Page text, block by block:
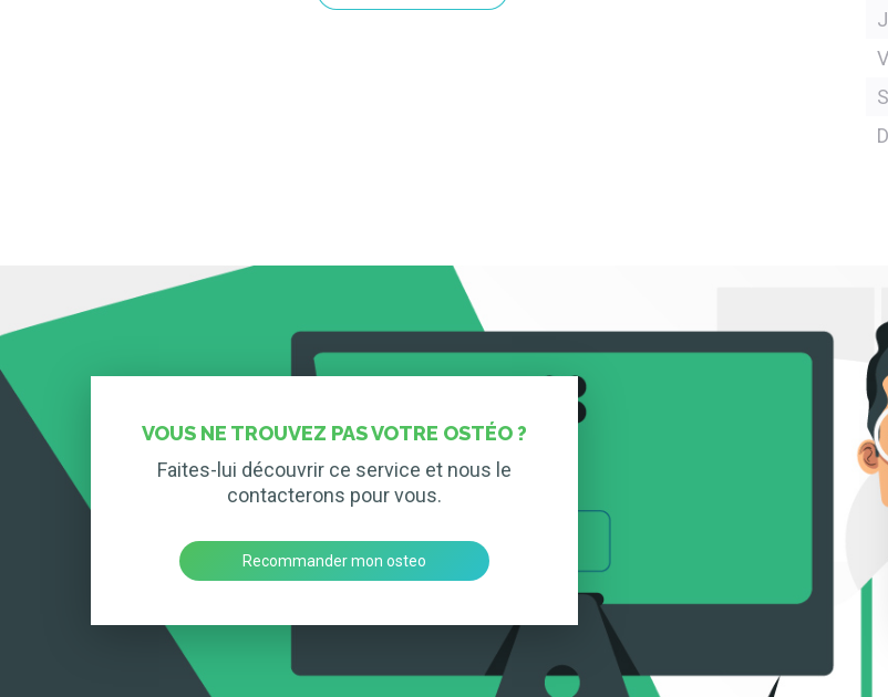
VOUS NE TROUVEZ PAS VOTRE OSTÉO ?
Faites-lui découvrir ce service et nous le
contacterons pour vous.
Recommander mon osteo